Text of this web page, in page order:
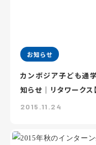
お知らせ
カンボジア子ども通
知らせ｜リタワークス
2015.11.24